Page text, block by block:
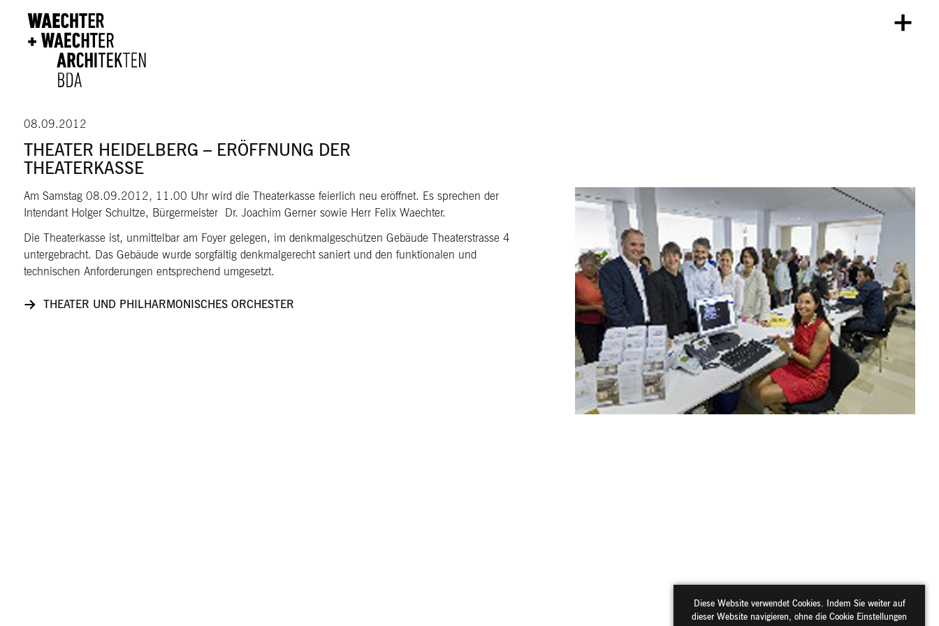
08.09.2012
THEATER HEIDELBERG – ERÖFFNUNG DER
THEATERKASSE
Am Samstag 08.09.2012, 11.00 Uhr wird die Theaterkasse feierlich neu eröffnet. Es sprechen der
Intendant Holger Schultze, Bürgermeister Dr. Joachim Gerner sowie Herr Felix Waechter.
Die Theaterkasse ist, unmittelbar am Foyer gelegen, im denkmalgeschützen Gebäude Theaterstrasse 4
untergebracht. Das Gebäude wurde sorgfältig denkmalgerecht saniert und den funktionalen und
technischen Anforderungen entsprechend umgesetzt.
THEATER UND PHILHARMONISCHES ORCHESTER
Diese Website verwendet Cookies. Indem Sie weiter auf
dieser Website navigieren, ohne die Cookie Einstellungen